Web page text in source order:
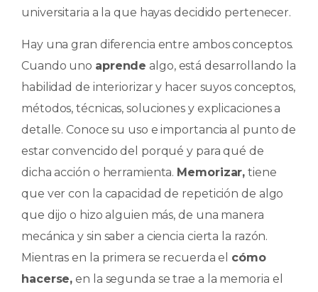
universitaria a la que hayas decidido pertenecer.
Hay una gran diferencia entre ambos conceptos.
Cuando uno aprende algo, está desarrollando la
habilidad de interiorizar y hacer suyos conceptos,
métodos, técnicas, soluciones y explicaciones a
detalle. Conoce su uso e importancia al punto de
estar convencido del porqué y para qué de
dicha acción o herramienta. Memorizar, tiene
que ver con la capacidad de repetición de algo
que dijo o hizo alguien más, de una manera
mecánica y sin saber a ciencia cierta la razón.
Mientras en la primera se recuerda el cómo
hacerse, en la segunda se trae a la memoria el